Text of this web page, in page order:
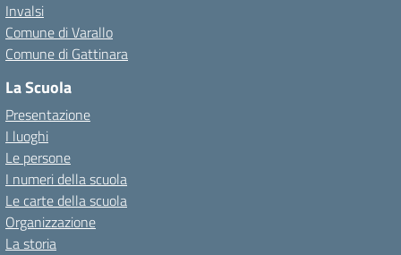
Invalsi
Comune di Varallo
Comune di Gattinara
La Scuola
Presentazione
I luoghi
Le persone
I numeri della scuola
Le carte della scuola
Organizzazione
La storia